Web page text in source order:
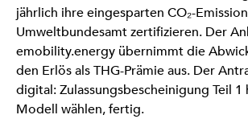
jährlich ihre eingesparten CO₂-
Umweltbundesamt zertifizieren. Der
emobility.energy übernimmt die
den Erlös als THG-Prämie aus. Der
digital: Zulassungsbescheinigung Teil 1
Modell wählen, fertig.